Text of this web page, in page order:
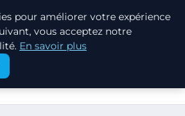
CHOISIR POUR SON
pour améliorer votre expérience
vous acceptez notre
En savoir plus